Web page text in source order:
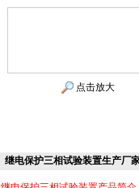
点击放大
继电保护三相试验装置生产厂